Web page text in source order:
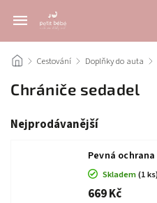
/ Cestování / Doplňky do auta /
Chrániče sedadel
Nejprodávanější
Pevná
Skladem(1
669 Kč